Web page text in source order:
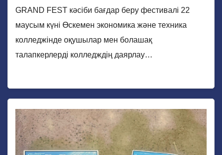
GRAND FEST кәсіби бағдар беру фестивалі 22
маусым күні Өскемен экономика және техника
колледжінде оқушылар мен болашақ
талапкерлерді колледждің даярлау…